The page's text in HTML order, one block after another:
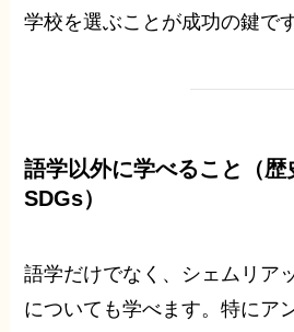
学校を選ぶことが成功の鍵です
語学以外に学べること（歴
SDGs）
語学だけでなく、シェムリア
についても学べます。特にア